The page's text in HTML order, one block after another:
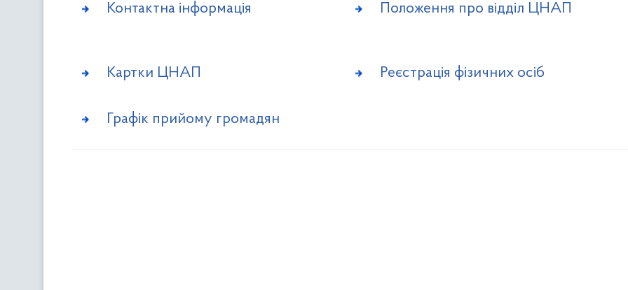
Контактна інформація Положення про відділ ЦНАП
Картки ЦНАП Реєстрація фізичних осіб
Графік прийому громадян